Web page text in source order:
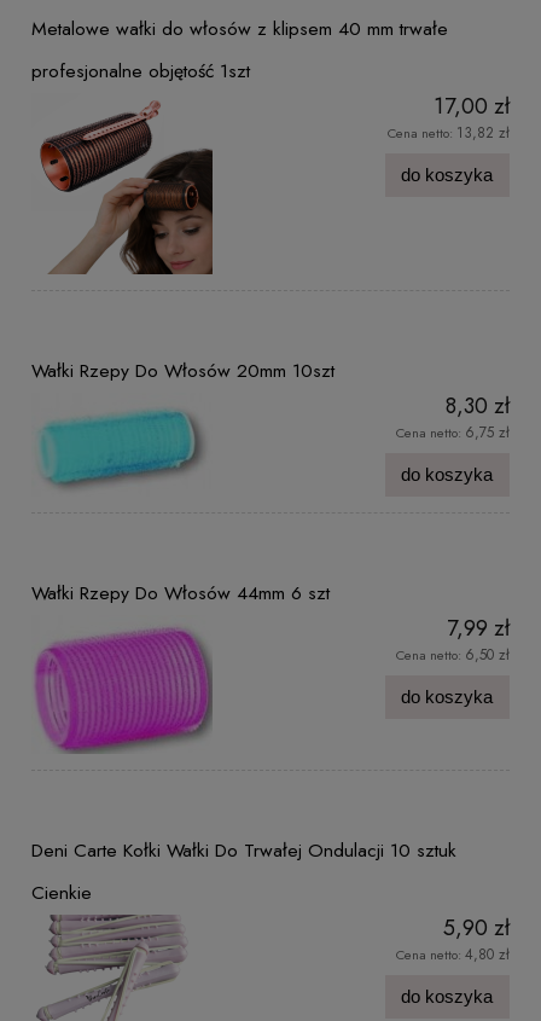
Metalowe wałki do włosów z klipsem 40 mm trwałe
profesjonalne objętość 1szt
17,00 zł
Cena netto: 13,82 zł
do koszyka
Wałki Rzepy Do Włosów 20mm 10szt
8,30 zł
Cena netto: 6,75 zł
do koszyka
Wałki Rzepy Do Włosów 44mm 6 szt
7,99 zł
Cena netto: 6,50 zł
do koszyka
Deni Carte Kołki Wałki Do Trwałej Ondulacji 10 sztuk
Cienkie
5,90 zł
Cena netto: 4,80 zł
do koszyka